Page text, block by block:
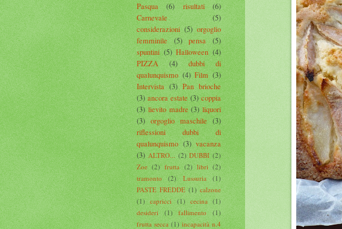
Pasqua
(6) risultati
(6)
Carnevale
(5)
considerazioni (5) orgoglio
femminile
(5) pensa
(5)
spuntini (5) Halloween (4)
PIZZA
(4)
dubbi di
qualunquismo (4) Film (3)
Intervista (3) Pan brioche
(3) ancora estate (3) coppia
(3) lievito madre (3) liquori
(3) orgoglio maschile
(3)
riflessioni dubbi di
qualunquismo (3) vacanza
(3) ALTRO... (2) DUBBI (2)
Zoe (2) frutta (2) libri (2)
tramonto
(2) Lussuria
(1)
PASTE FREDDE (1) calzone
(1) capricci (1) cecina (1)
desideri
(1) fallimento
(1)
frutta secca (1) incapacità n.4